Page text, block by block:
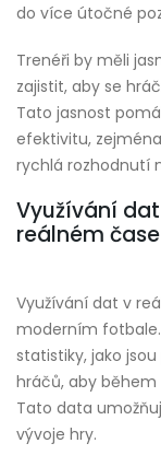
do více útočné
Trenéři by měli
zajistit, aby se
Tato jasnost
efektivitu,
rychlá rozhodnutí
Využívání
reálném čase
Využívání dat v
moderním
statistiky, jako
hráčů, aby
Tato data
vývoje hry.